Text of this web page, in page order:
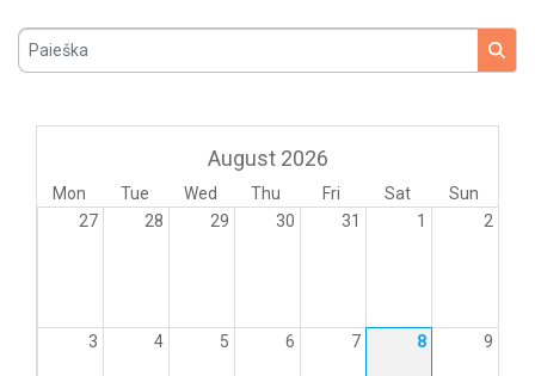
Paieška
August 2026
Mon Tue Wed Thu Fri Sat
Sun
27
28 29 30 31 1 2
3 4 5 6 7 8 9